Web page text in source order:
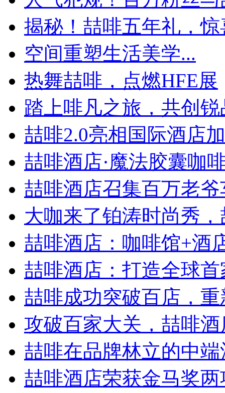
揭秘！喆啡五年礼，惊
空间重塑生活美学...
热舞喆啡，点燃HFE展
踏上啡凡之旅，共创
喆啡2.0亮相国际酒店
喆啡酒店·魔法胶囊咖
喆啡酒店召集百万老
大咖来了铂涛时尚秀
喆啡酒店：咖啡馆+酒
喆啡酒店：打造全球首
喆啡成功突破百店，重
攻破百家大关，喆啡酒
喆啡在品牌林立的中
喆啡酒店荣获金马奖